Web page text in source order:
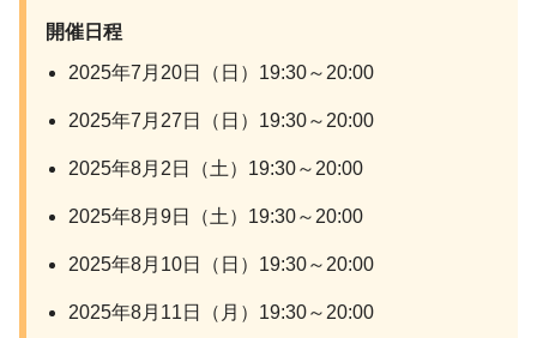
開催日程
2025年7月20日（日）19:30～20:00
2025年7月27日（日）19:30～20:00
2025年8月2日（土）19:30～20:00
2025年8月9日（土）19:30～20:00
2025年8月10日（日）19:30～20:00
2025年8月11日（月）19:30～20:00